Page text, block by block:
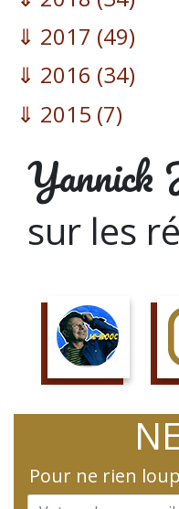
2017 (49)
2016 (34)
2015 (7)
Yannick
sur les
Pour ne rien